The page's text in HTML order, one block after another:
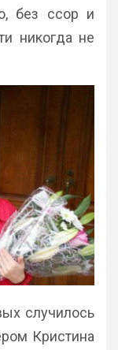
без ссор и
никогда не
случилось
Кристина